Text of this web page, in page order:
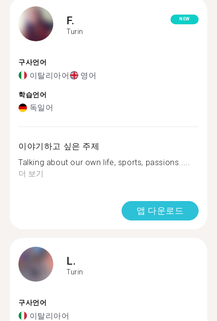
F.
Turin
NEW
구사언어
이탈리아어 영어
학습언어
독일어
이야기하고 싶은 주제
Talking about our own life, sports, passions.....
더 보기
앱 다운로드
L.
Turin
구사언어
이탈리아어